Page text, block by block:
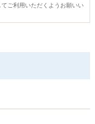
ご利用いただくようお願いい